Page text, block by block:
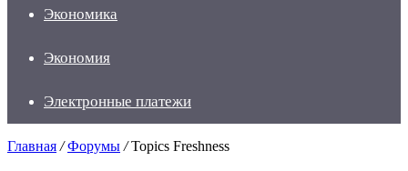
Экономика
Экономия
Электронные платежи
Главная / Форумы / Topics Freshness